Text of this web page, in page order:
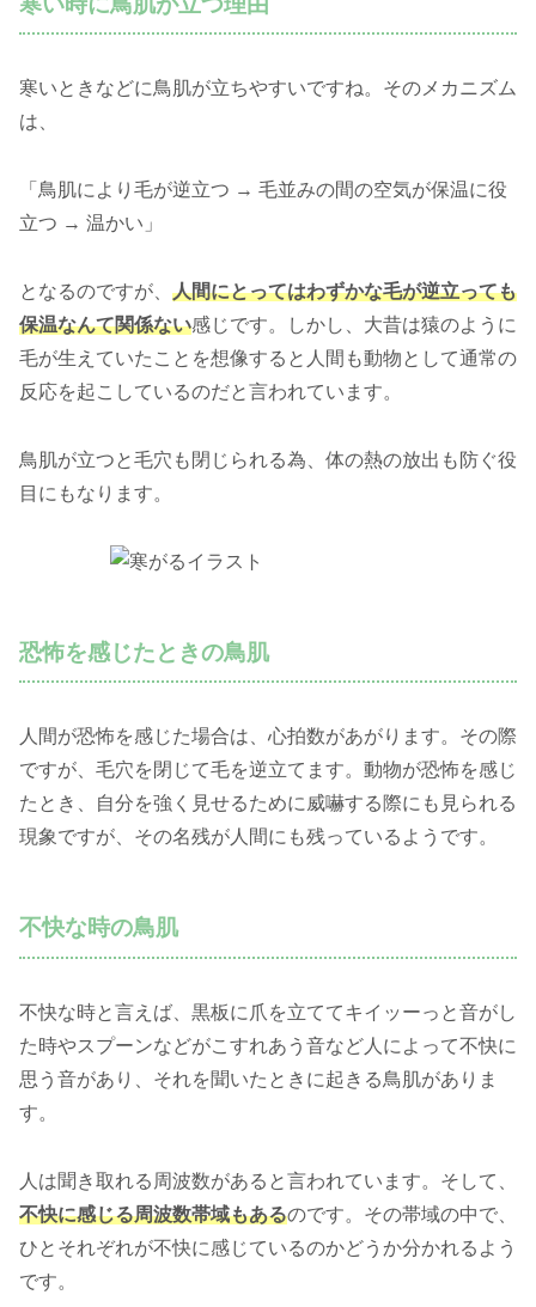
寒いときなどに鳥肌が立ちやすいですね。そのメカニズム
は、
「鳥肌により毛が逆立つ → 毛並みの間の空気が保温に役
立つ → 温かい」
となるのですが、 人間にとってはわずかな毛が逆立っても
保温なんて関係ない感じです。しかし、大昔は猿のように
毛が生えていたことを想像すると人間も動物として通常の
反応を起こしているのだと言われています。
鳥肌が立つと毛穴も閉じられる為、体の熱の放出も防ぐ役
目にもなります。
恐怖を感じたときの鳥肌
人間が恐怖を感じた場合は、心拍数があがります。その際
ですが、毛穴を閉じて毛を逆立てます。動物が恐怖を感じ
たとき、自分を強く見せるために威嚇する際にも見られる
現象ですが、その名残が人間にも残っているようです。
不快な時の鳥肌
不快な時と言えば、黒板に爪を立ててキイッーっと音がし
た時やスプーンなどがこすれあう音など人によって不快に
思う音があり、それを聞いたときに起きる鳥肌がありま
す。
人は聞き取れる周波数があると言われています。そして、
不快に感じる周波数帯域もあるのです。その帯域の中で、
ひとそれぞれが不快に感じているのかどうか分かれるよう
です。